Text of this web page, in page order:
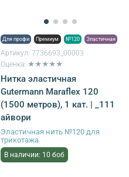
Для профи Премиум №120 Эластичная
Артикул: 7736693_00003
Оценка: ★★★★★
Нитка эластичная
Gutermann Maraflex 120
(1500 метров), 1 кат. | _111
айвори
Эластичная нить №120 для
трикотажа
В наличии: 10 боб